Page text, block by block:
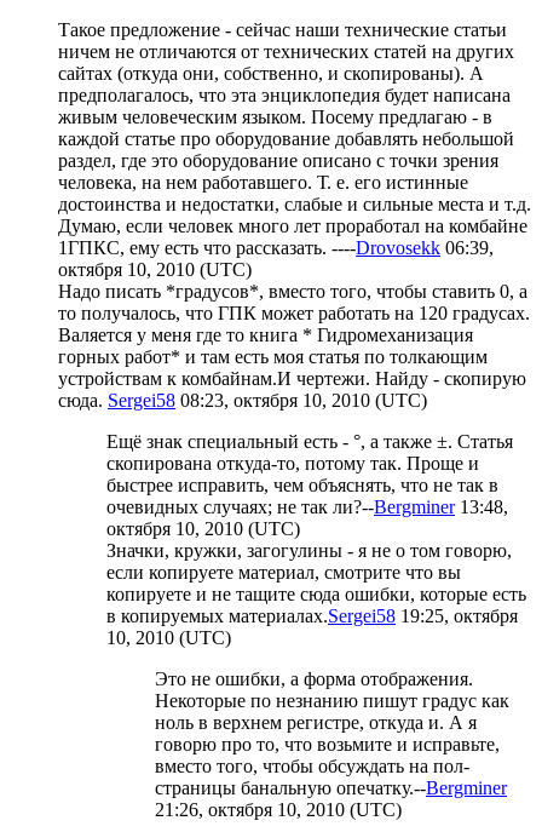
Такое предложение - сейчас наши технические статьи
ничем не отличаются от технических статей на других
сайтах (откуда они, собственно, и скопированы). А
предполагалось, что эта энциклопедия будет написана
живым человеческим языком. Посему предлагаю - в
каждой статье про оборудование добавлять небольшой
раздел, где это оборудование описано с точки зрения
человека, на нем работавшего. Т. е. его истинные
достоинства и недостатки, слабые и сильные места и т.д.
Думаю, если человек много лет проработал на комбайне
1ГПКС, ему есть что рассказать. ----Drovosekk 06:39,
октября 10, 2010 (UTC)
Надо писать *градусов*, вместо того, чтобы ставить 0, а
то получалось, что ГПК может работать на 120 градусах.
Валяется у меня где то книга * Гидромеханизация
горных работ* и там есть моя статья по толкающим
устройствам к комбайнам.И чертежи. Найду - скопирую
сюда. Sergei58 08:23, октября 10, 2010 (UTC)
Ещё знак специальный есть - °, а также ±. Статья
скопирована откуда-то, потому так. Проще и
быстрее исправить, чем объяснять, что не так в
очевидных случаях; не так ли?--Bergminer13:48,
октября 10, 2010 (UTC)
Значки, кружки, загогулины - я не о том говорю,
если копируете материал, смотрите что вы
копируете и не тащите сюда ошибки, которые есть
в копируемых материалах.Sergei58 19:25, октября
10, 2010 (UTC)
Это не ошибки, а форма отображения.
Некоторые по незнанию пишут градус как
ноль в верхнем регистре, откуда и. А я
говорю про то, что возьмите и исправьте,
вместо того, чтобы обсуждать на пол-
страницы банальную опечатку.--Bergminer
21:26, октября 10, 2010 (UTC)